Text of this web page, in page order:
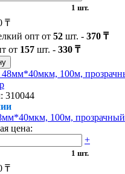
1 шт.
₸
опт от 52 шт. - 370 ₸
от 157 шт. - 330 ₸
310044
100м, прозрачный
цена:
+
1 шт.
₸